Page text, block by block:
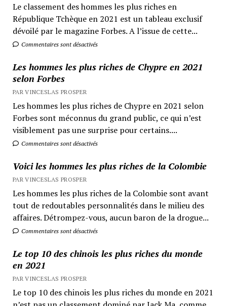
Le classement des hommes les plus riches en
République Tchèque en 2021 est un tableau exclusif
dévoilé par le magazine Forbes. A l’issue de cette...
Commentaires sont désactivés
Les hommes les plus riches de Chypre en 2021
selon Forbes
PAR VINCESLAS PROSPER
Les hommes les plus riches de Chypre en 2021 selon
Forbes sont méconnus du grand public, ce qui n’est
visiblement pas une surprise pour certains....
Commentaires sont désactivés
Voici les hommes les plus riches de la Colombie
PAR VINCESLAS PROSPER
Les hommes les plus riches de la Colombie sont avant
tout de redoutables personnalités dans le milieu des
affaires. Détrompez-vous, aucun baron de la drogue...
Commentaires sont désactivés
Le top 10 des chinois les plus riches du monde
en 2021
PAR VINCESLAS PROSPER
Le top 10 des chinois les plus riches du monde en 2021